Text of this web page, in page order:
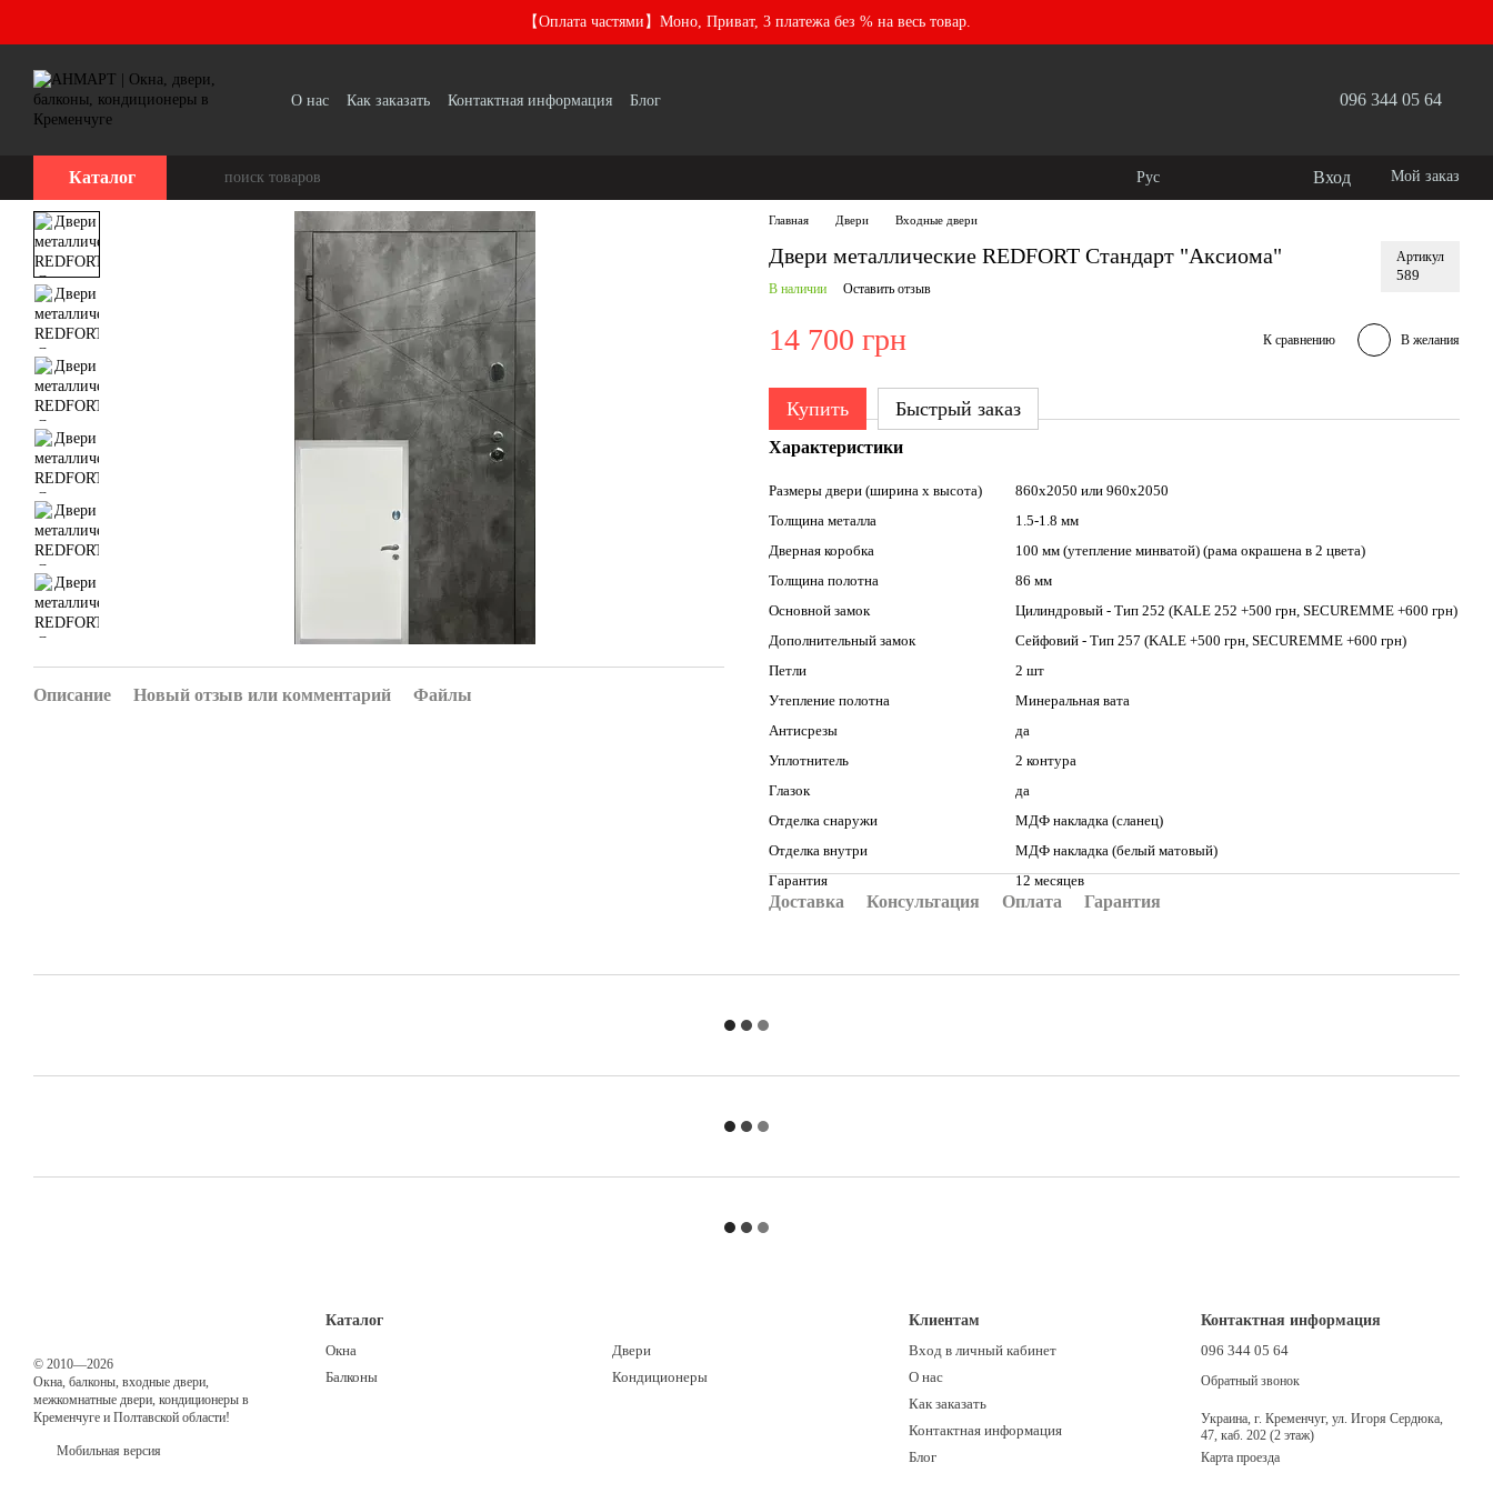
【Оплата частями】Моно, Приват, 3 платежа без % на весь товар.
О нас Как заказать Контактная информация Блог 096 344 05 64
Каталог Рус Вход Мой заказ
Описание Новый отзыв или комментарий Файлы
Главная Двери Входные двери
Двери металлические REDFORT Стандарт "Аксиома" Артикул
589
В наличии Оставить отзыв
14 700 грн К сравнению В желания
Купить Быстрый заказ
Характеристики
Размеры двери (ширина х высота)
860х2050 или 960х2050
Толщина металла
1.5-1.8 мм
Дверная коробка
100 мм (утепление минватой) (рама окрашена в 2 цвета)
Толщина полотна
86 мм
Основной замок
Цилиндровый - Тип 252 (KALE 252 +500 грн, SECUREMME +600 грн)
Дополнительный замок
Сейфовий - Тип 257 (KALE +500 грн, SECUREMME +600 грн)
Петли
2 шт
Утепление полотна
Минеральная вата
Антисрезы
да
Уплотнитель
2 контура
Глазок
да
Отделка снаружи
МДФ накладка (сланец)
Отделка внутри
МДФ накладка (белый матовый)
Гарантия
12 месяцев
Доставка Консультация Оплата Гарантия
© 2010—2026
Окна, балконы, входные двери,
межкомнатные двери, кондиционеры в
Кременчуге и Полтавской области!
Мобильная версия
Каталог
Окна
Балконы
Двери
Кондиционеры
Клиентам
Вход в личный кабинет
О нас
Как заказать
Контактная информация
Блог
Контактная информация
096 344 05 64
Обратный звонок
Украина, г. Кременчуг, ул. Игоря Сердюка,
47, каб. 202 (2 этаж)
Карта проезда